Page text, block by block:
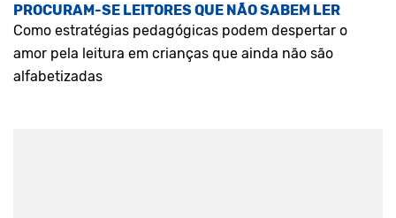
PROCURAM-SE LEITORES QUE NÃO SABEM LER
Como estratégias pedagógicas podem despertar o
amor pela leitura em crianças que ainda não são
alfabetizadas